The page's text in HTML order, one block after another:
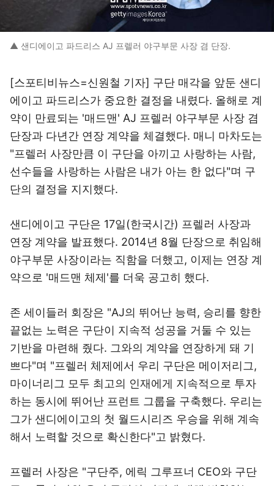
▲ 샌디에이고 파드리스 AJ 프렐러 야구부문 사장 겸 단장.
[스포티비뉴스=신원철 기자] 구단 매각을 앞둔 샌디
에이고 파드리스가 중요한 결정을 내렸다. 올해로 계
약이 만료되는 '매드맨' AJ 프렐러 야구부문 사장 겸
단장과 다년간 연장 계약을 체결했다. 매니 마차도는
"프렐러 사장만큼 이 구단을 아끼고 사랑하는 사람,
선수들을 사랑하는 사람은 내가 아는 한 없다"며 구
단의 결정을 지지했다.
샌디에이고 구단은 17일(한국시간) 프렐러 사장과
연장 계약을 발표했다. 2014년 8월 단장으로 취임해
야구부문 사장이라는 직함을 더했고, 이제는 연장 계
약으로 '매드맨 체제'를 더욱 공고히 했다.
존 세이들러 회장은 "AJ의 뛰어난 능력, 승리를 향한
끝없는 노력은 구단이 지속적 성공을 거둘 수 있는
기반을 마련해 줬다. 그와의 계약을 연장하게 돼 기
쁘다"며 "프렐러 체제에서 우리 구단은 메이저리그,
마이너리그 모두 최고의 인재에게 지속적으로 투자
하는 동시에 뛰어난 프런트 그룹을 구축했다. 우리는
그가 샌디에이고의 첫 월드시리즈 우승을 위해 계속
해서 노력할 것으로 확신한다"고 밝혔다.
프렐러 사장은 "구단주, 에릭 그루프너 CEO와 구단